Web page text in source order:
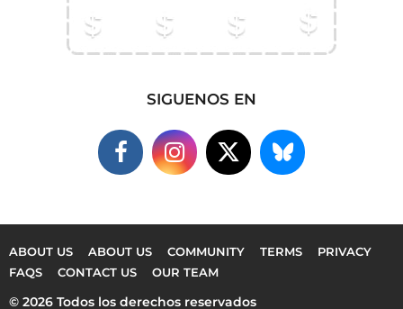
SIGUENOS EN
ABOUT US ABOUT US COMMUNITY TERMS
PRIVACY
FAQS
CONTACT US OUR TEAM
© 2026 Todos los derechos reservados